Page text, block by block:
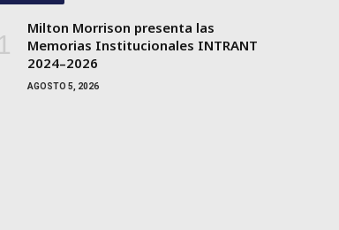
Milton Morrison presenta las
Memorias Institucionales INTRANT
2024–2026
AGOSTO 5, 2026